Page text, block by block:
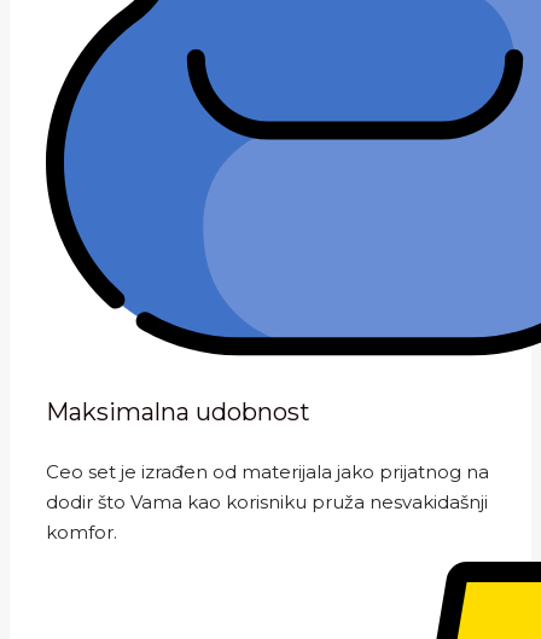
Maksimalna udobnost
Ceo set je izrađen od materijala jako prijatnog na
dodir što Vama kao korisniku pruža nesvakidašnji
komfor.